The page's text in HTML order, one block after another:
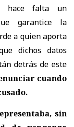
hace falta un
garantice la
a quien aporta
dichos datos
detrás de este
cuando
sin